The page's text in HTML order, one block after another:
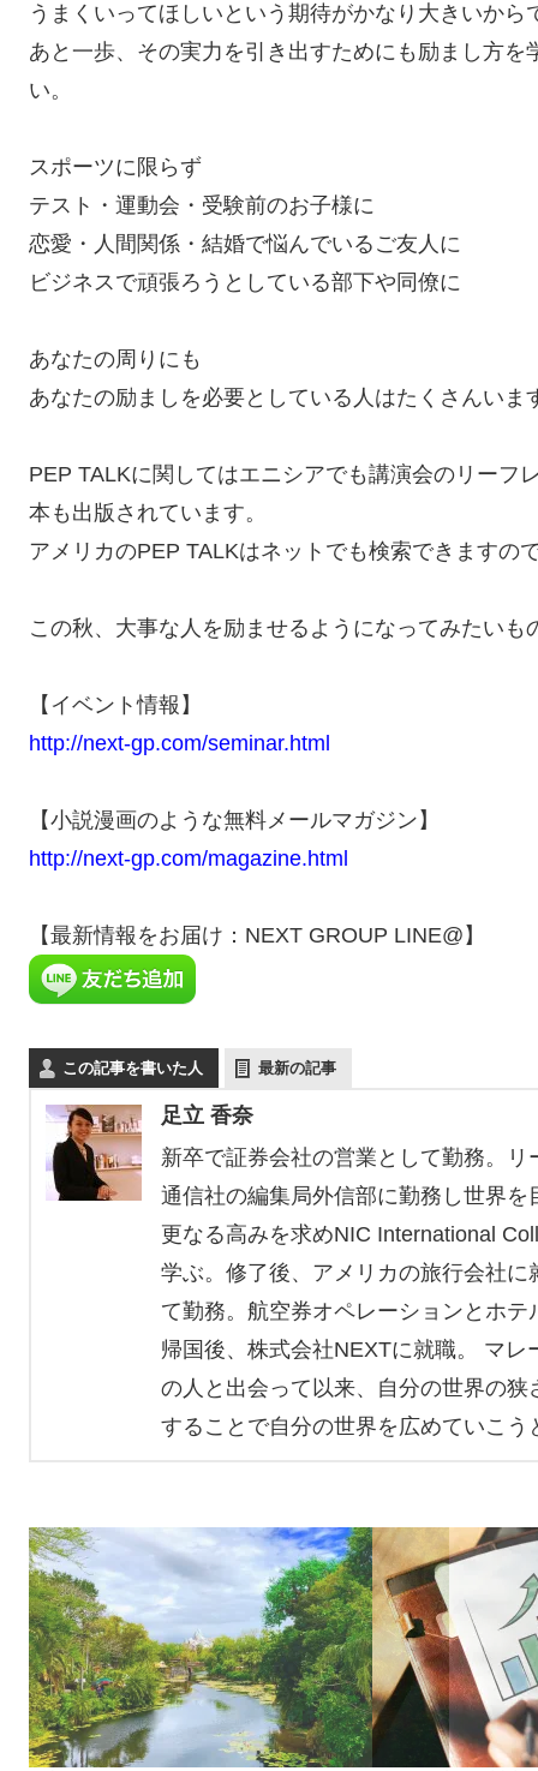
うまくいってほしいという期待がかなり大きいから
あと一歩、その実力を引き出すためにも励まし方を
い。
スポーツに限らず
テスト・運動会・受験前のお子様に
恋愛・人間関係・結婚で悩んでいるご友人に
ビジネスで頑張ろうとしている部下や同僚に
あなたの周りにも
あなたの励ましを必要としている人はたくさんいま
PEP TALKに関してはエニシアでも講演会のリーフ
本も出版されています。
アメリカのPEP TALKはネットでも検索できますの
この秋、大事な人を励ませるようになってみたいも
【イベント情報】
http://next-gp.com/seminar.html
【小説漫画のような無料メールマガジン】
http://next-gp.com/magazine.html
【最新情報をお届け：NEXT GROUP LINE@】
この記事を書いた人 最新の記事
足立 香奈
新卒で証券会社の営業として勤務。リ
通信社の編集局外信部に勤務し世界を
更なる高みを求めNIC International
学ぶ。修了後、アメリカの旅行会社に
て勤務。航空券オペレーションとホテ
帰国後、株式会社NEXTに就職。 マレ
の人と出会って以来、自分の世界の狭
することで自分の世界を広めていこう